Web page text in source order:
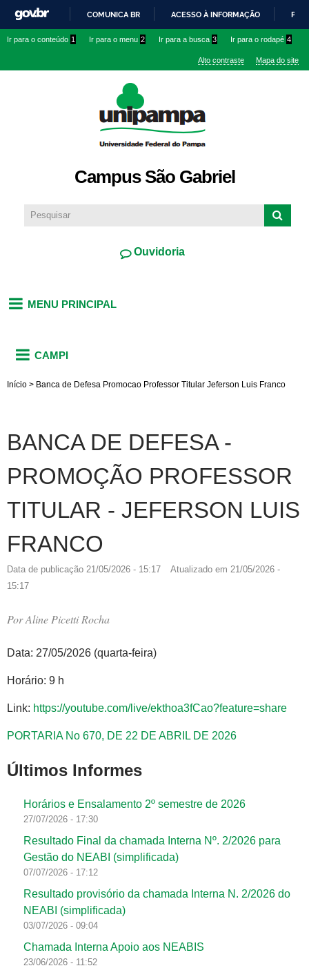
conteúdo
IR
O
COMUNICA BR ACESSO À INFORMAÇÃO
Ir para o conteúdo 1 Ir para o menu 2 Ir para a busca 3 Ir para o rodapé 4
Alto contraste Mapa do site
Campus São Gabriel
Ouvidoria
MENU PRINCIPAL
CAMPI
Início > Banca de Defesa Promocao Professor Titular Jeferson Luis Franco
BANCA DE DEFESA -
PROMOÇÃO PROFESSOR
TITULAR - JEFERSON LUIS
FRANCO
Data de publicação 21/05/2026 - 15:17 Atualizado em 21/05/2026 -
15:17
PorAline Picetti Rocha
Data: 27/05/2026 (quarta-feira)
Horário: 9 h
Link: https://youtube.com/live/ekthoa3fCao?feature=share
PORTARIA No 670, DE 22 DE ABRIL DE 2026
Últimos Informes
Horários e Ensalamento 2º semestre de 2026
27/07/2026 - 17:30
Resultado Final da chamada Interna Nº. 2/2026 para
Gestão do NEABI (simplificada)
07/07/2026 - 17:12
Resultado provisório da chamada Interna N. 2/2026 do
NEABI (simplificada)
03/07/2026 - 09:04
Chamada Interna Apoio aos NEABIS
23/06/2026 - 11:52